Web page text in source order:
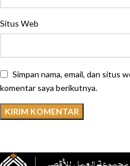
Situs Web
Simpan nama, email, dan situs
komentar saya berikutnya.